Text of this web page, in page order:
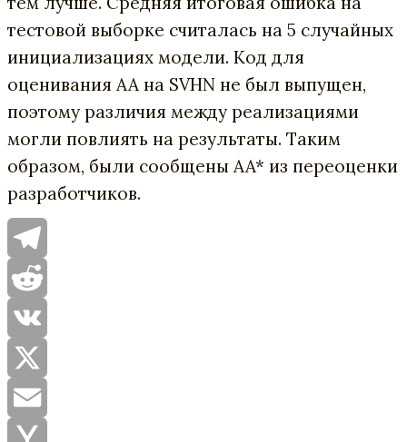
тестовой выборке считалась на 5 случайных
инициализациях модели. Код для
оценивания AA на SVHN не был выпущен,
поэтому различия между реализациями
могли повлиять на результаты. Таким
образом, были сообщены AA* из переоценки
разработчиков.
Telegram
Reddit
VK
X
Email